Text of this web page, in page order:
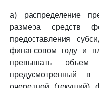
а) распределение
размера средств
предоставления
финансовом году и
превышать объем
предусмотренный
очередной (текущий)